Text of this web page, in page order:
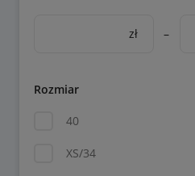
zł –
Rozmiar
40
XS/34